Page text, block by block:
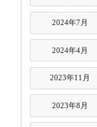
2024年7月
2024年4月
2023年11月
2023年8月